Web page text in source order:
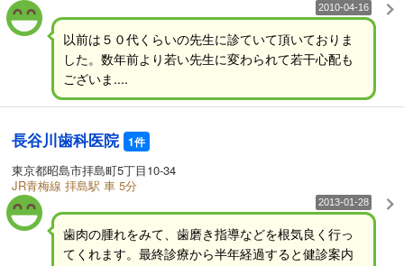
2010-04-16
以前は５０代くらいの先生に診ていて頂いておりま
した。数年前より若い先生に変わられて若干心配も
ございま....
長谷川歯科医院 1件
東京都昭島市拝島町5丁目10-34
JR青梅線 拝島駅 車 5分
2013-01-28
歯肉の腫れをみて、歯磨き指導などを根気良く行っ
てくれます。最終診療から半年経過すると健診案内